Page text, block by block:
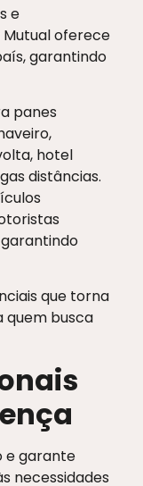
e
oferece
garantindo
panes
hotel
distâncias.
que torna
quem busca
e garante
necessidades